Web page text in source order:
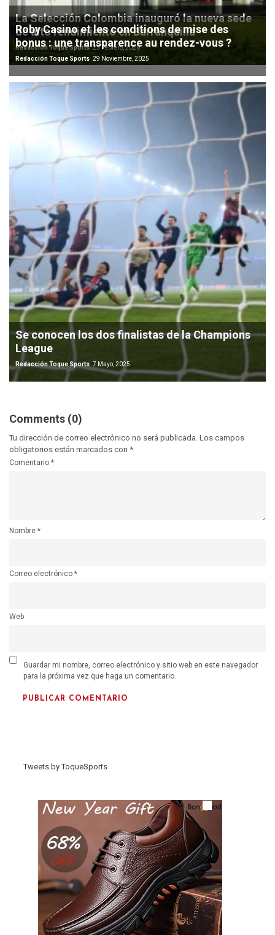
La Selección Colombia inauguró la nueva sede
de alto rendimiento en Barranquilla
Redacción Toque Sports 25 Febrero, 2026
Roby Casino et les conditions de mise des
bonus : une transparence au rendez-vous ?
Redacción Toque Sports 29 Noviembre, 2025
Se conocen los dos finalistas de la Champions
League
Redacción Toque Sports 7 Mayo, 2025
Comments (0)
Tu dirección de correo electrónico no será publicada. Los campos
obligatorios están marcados con *
Comentario *
Nombre *
Correo electrónico *
Web
Guardar mi nombre, correo electrónico y sitio web en este navegador
para la próxima vez que haga un comentario.
Tweets by ToqueSports